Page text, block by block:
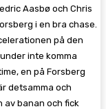
Aasbø och Chris
i en bra chase.
på den
inte komma
en på Forsberg
detsamma och
av banan och fick